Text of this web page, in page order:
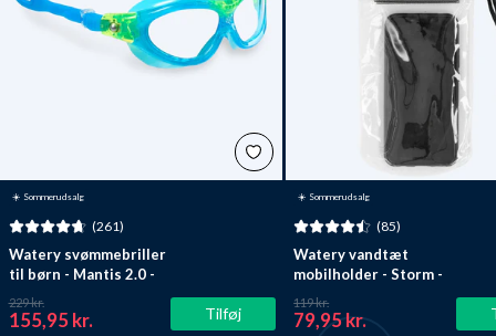
☀️ Sommerudsalg
Tilføj
(261)
Watery svømmebriller
til børn - Mantis 2.0 -
Atlantic Blå/klar
155,95 kr.
229 kr.
☀️ Sommerudsalg
(85)
Watery vandtæt
mobilholder - Storm -
Sort
79,95 kr.
119 kr.